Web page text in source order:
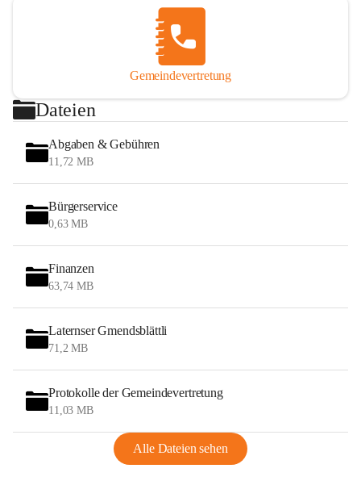
Gemeindevertretung
Dateien
Abgaben & Gebühren
11,72 MB
Bürgerservice
0,63 MB
Finanzen
63,74 MB
Laternser Gmendsblättli
71,2 MB
Protokolle der Gemeindevertretung
11,03 MB
Alle Dateien sehen